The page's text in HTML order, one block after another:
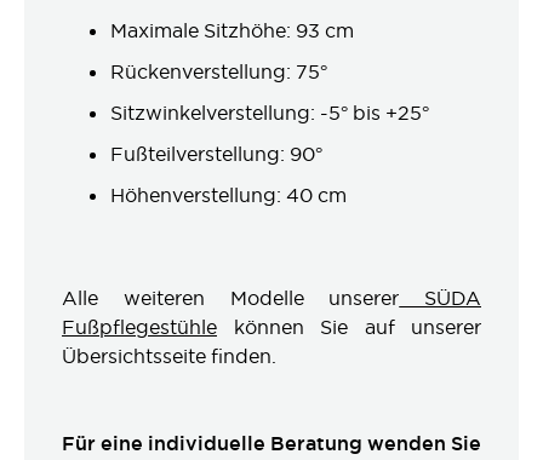
Maximale Sitzhöhe: 93 cm
Rückenverstellung: 75°
Sitzwinkelverstellung: -5° bis +25°
Fußteilverstellung: 90°
Höhenverstellung: 40 cm
Alle weiteren Modelle unserer
SÜDA
Fußpflegestühle können Sie auf unserer
Übersichtsseite finden.
Für eine individuelle Beratung wenden Sie